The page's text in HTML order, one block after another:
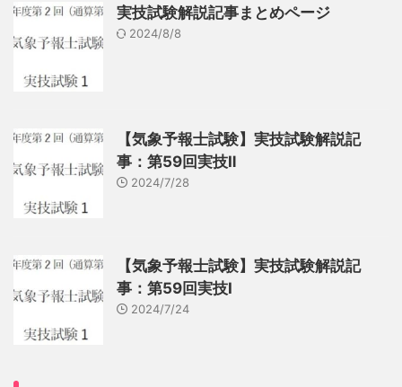
実技試験解説記事まとめページ
2024/8/8
【気象予報士試験】実技試験解説記
事：第59回実技Ⅱ
2024/7/28
【気象予報士試験】実技試験解説記
事：第59回実技Ⅰ
2024/7/24